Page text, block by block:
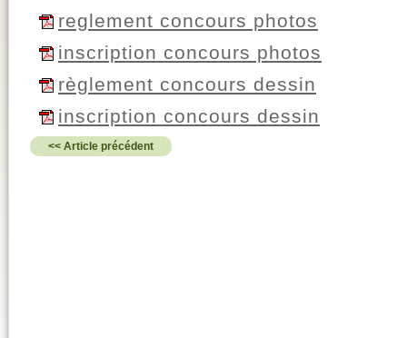
reglement concours photos
inscription concours photos
règlement concours dessin
inscription concours dessin
<< Article précédent